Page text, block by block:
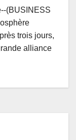
(BUSINESS
trois jours,
alliance